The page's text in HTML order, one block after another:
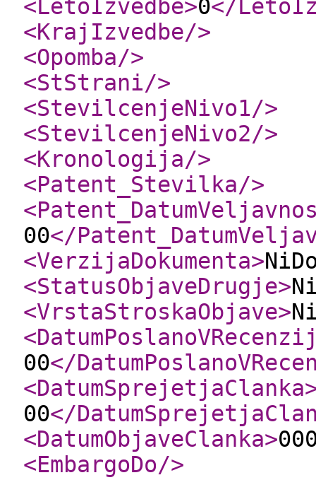
<LetoIzvedbe>0</
<KrajIzvedbe/>
<Opomba/>
<StStrani/>
<StevilcenjeNivo1/>
<StevilcenjeNivo2/>
<Kronologija/>
<Patent_Stevilka/>
00</
<VerzijaDokumenta>
<StatusObjaveDrugje>
<VrstaStroskaObjave>
00</
<DatumSprejetjaClanka
00</
<DatumObjaveClanka>
<EmbargoDo/>